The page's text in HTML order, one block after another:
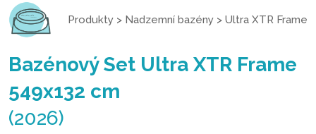
Produkty > Nadzemní bazény > Ultra XTR Frame
Bazénový Set Ultra XTR Frame
549x132 cm
(2026)